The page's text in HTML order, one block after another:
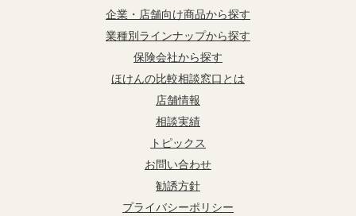
企業・店舗向け商品から探す
業種別ラインナップから探す
保険会社から探す
ほけんの比較相談窓口とは
店舗情報
相談実績
トピックス
お問い合わせ
勧誘方針
プライバシーポリシー